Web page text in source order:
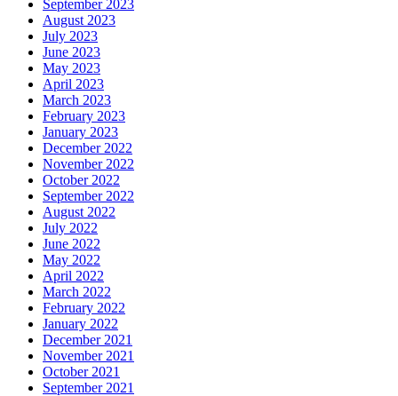
September 2023
August 2023
July 2023
June 2023
May 2023
April 2023
March 2023
February 2023
January 2023
December 2022
November 2022
October 2022
September 2022
August 2022
July 2022
June 2022
May 2022
April 2022
March 2022
February 2022
January 2022
December 2021
November 2021
October 2021
September 2021